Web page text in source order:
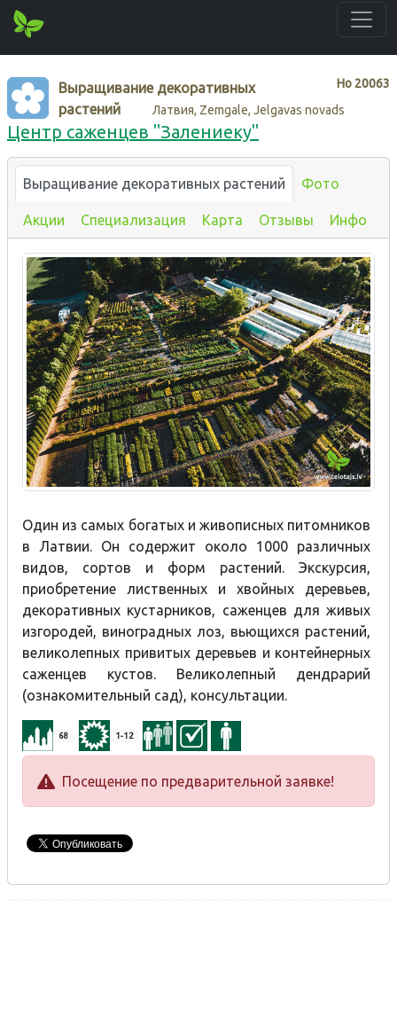
Нo 20063
Выращивание декоративных
растений
Латвия, Zemgale, Jelgavas novads
Центр саженцев "Залениеку"
Выращивание декоративных растений Фото
Акции Специализация Карта Отзывы Инфо
Один из самых богатых и живописных питомников
в Латвии. Он содержит около 1000 различных
видов, сортов и форм растений. Экскурсия,
приобретение лиственных и хвойных деревьев,
декоративных кустарников, саженцев для живых
изгородей, виноградных лоз, вьющихся растений,
великолепных привитых деревьев и контейнерных
саженцев кустов. Великолепный дендрарий
(ознакомительный сад), консультации.
68 1-12
Посещение по предварительной заявке!